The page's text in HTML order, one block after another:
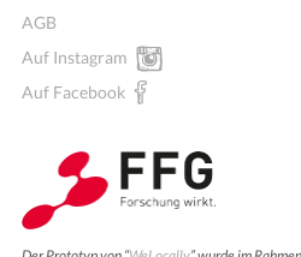
AGB
Auf Instagram
Auf Facebook